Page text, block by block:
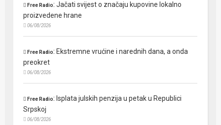
Free Radio:Jačati svijest o značaju kupovine lokalno
proizvedene hrane
06/08/2026
Free Radio: Ekstremne vrućine i narednih dana, a onda
preokret
06/08/2026
Free Radio: Isplata julskih penzija u petak u Republici
Srpskoj
06/08/2026